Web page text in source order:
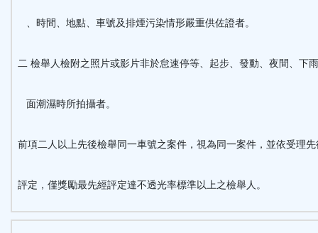
、時間、地點、車號及排煙污染情形嚴重供佐證者。
二 檢舉人檢附之照片或影片非於怠速停等、起步、發動、夜間、下
面潮濕時所拍攝者。
前項二人以上先後檢舉同一車號之案件，視為同一案件，並依受理
評定，僅獎勵最先經評定達不透光率標準以上之檢舉人。